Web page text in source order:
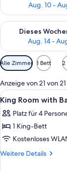
Aug. 10 -
Dieses
Aug. 14 -
Überprüfe die
Verfügbare
Filter
für
Zimmer
Alle Zimmer 1 Bett 2
Anzeige von 21 von
Alle
Fotos
für
King
Room
with
14
King Room with
Platz für 4
1 King-Bett
Kostenloses
Weitere Details
Weitere